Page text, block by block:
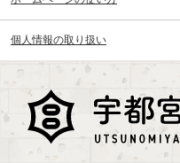
個人情報の取り扱い